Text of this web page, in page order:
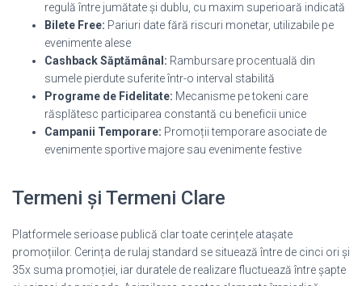
regulă între jumătate și dublu, cu maxim superioară indicată
Bilete Free: Pariuri date fără riscuri monetar, utilizabile pe
evenimente alese
Cashback Săptămânal: Rambursare procentuală din
sumele pierdute suferite într-o interval stabilită
Programe de Fidelitate: Mecanisme pe tokeni care
răsplătesc participarea constantă cu beneficii unice
Campanii Temporare: Promoții temporare asociate de
evenimente sportive majore sau evenimente festive
Termeni și Termeni Clare
Platformele serioase publică clar toate cerințele atașate
promoțiilor. Cerința de rulaj standard se situează între de cinci ori și
35x suma promoției, iar duratele de realizare fluctuează între șapte